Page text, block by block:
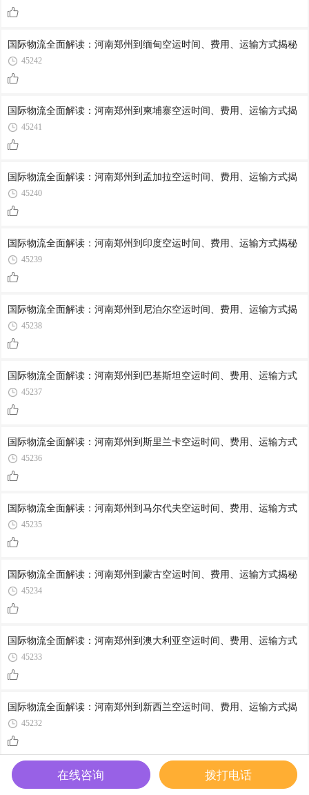
国际物流全面解读：河南郑州到缅甸空运时间、费用、运输方式揭秘
45242
国际物流全面解读：河南郑州到柬埔寨空运时间、费用、运输方式揭
45241
国际物流全面解读：河南郑州到孟加拉空运时间、费用、运输方式揭
45240
国际物流全面解读：河南郑州到印度空运时间、费用、运输方式揭秘
45239
国际物流全面解读：河南郑州到尼泊尔空运时间、费用、运输方式揭
45238
国际物流全面解读：河南郑州到巴基斯坦空运时间、费用、运输方式
45237
国际物流全面解读：河南郑州到斯里兰卡空运时间、费用、运输方式
45236
国际物流全面解读：河南郑州到马尔代夫空运时间、费用、运输方式
45235
国际物流全面解读：河南郑州到蒙古空运时间、费用、运输方式揭秘
45234
国际物流全面解读：河南郑州到澳大利亚空运时间、费用、运输方式
45233
国际物流全面解读：河南郑州到新西兰空运时间、费用、运输方式揭
45232
国际物流全面解读：河南郑州到巴布亚新几内亚空运时间、费用、运
45231
在线咨询 拨打电话